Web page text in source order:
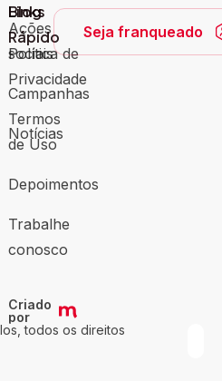
Blog
Ações
sociais
Campanhas
Notícias
Links
Rápido
Política de
Privacidade
Termos
de Uso
Depoimentos
Trabalhe
conosco
Criado
por
Seja franqueado
todos os direitos